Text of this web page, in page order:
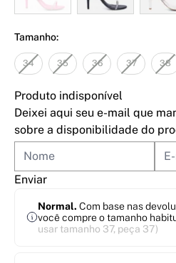
Tamanho:
34 35 36 37 38
Produto indisponível
Deixei aqui seu e-mail que
sobre a disponibilidade do
Enviar
Normal. Com base nas
você compre o tamanho
usar tamanho 37, peça 37)